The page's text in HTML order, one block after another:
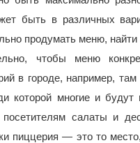
быть в различных
продумать меню,
чтобы меню
в городе, например,
которой многие и будут
салаты и
пиццерия — это то